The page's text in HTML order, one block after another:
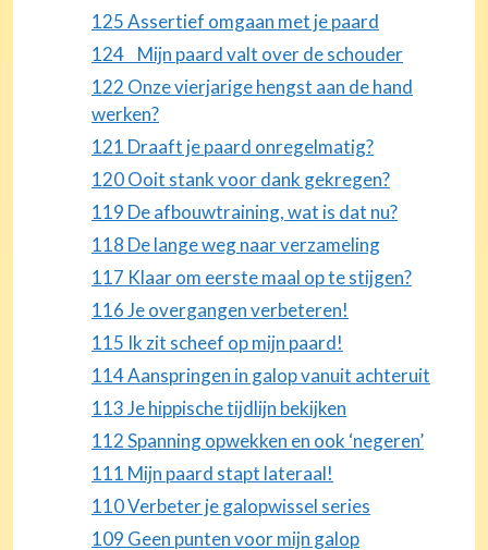
125 Assertief omgaan met je paard
124 Mijn paard valt over de schouder
122 Onze vierjarige hengst aan de hand
werken?
121 Draaft je paard onregelmatig?
120 Ooit stank voor dank gekregen?
119 De afbouwtraining, wat is dat nu?
118 De lange weg naar verzameling
117 Klaar om eerste maal op te stijgen?
116 Je overgangen verbeteren!
115 Ik zit scheef op mijn paard!
114 Aanspringen in galop vanuit achteruit
113 Je hippische tijdlijn bekijken
112 Spanning opwekken en ook ‘negeren’
111 Mijn paard stapt lateraal!
110 Verbeter je galopwissel series
109 Geen punten voor mijn galop